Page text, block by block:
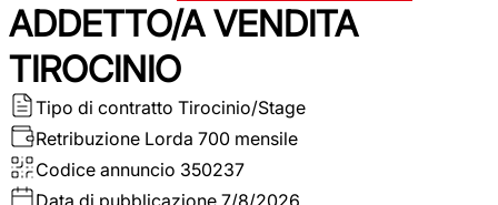
ADDETTO/A VENDITA
TIROCINIO
Tipo di contratto Tirocinio/Stage
Retribuzione Lorda 700 mensile
Codice annuncio 350237
Data di pubblicazione 7/8/2026